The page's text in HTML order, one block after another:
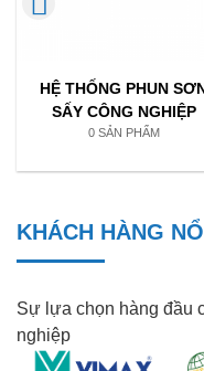
HỆ THỐNG PHUN
SẤY CÔNG NGHIỆP
0 SẢN PHẨM
KHÁCH HÀNG
Sự lựa chọn hàng đầu
nghiệp